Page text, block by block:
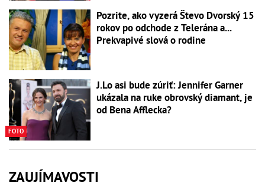
Pozrite, ako vyzerá Števo Dvorský 15
rokov po odchode z Telerána a...
Prekvapivé slová o rodine
FOTO
J.Lo asi bude zúriť: Jennifer Garner
ukázala na ruke obrovský diamant, je
od Bena Afflecka?
ZAUJÍMAVOSTI